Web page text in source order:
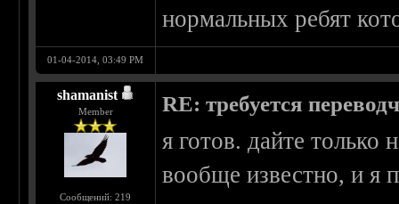
нормальных ребят
01-04-2014, 03:49 PM
shamanist
Member
Сообщений: 219
RE: требуется
я готов. дайте только
вообще известно, и я